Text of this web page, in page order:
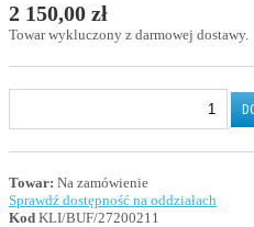
2 150,00 zł
Towar wykluczony z darmowej dostawy.
Towar: Na zamówienie
Sprawdź dostępność na oddziałach
Kod KLI/BUF/27200211